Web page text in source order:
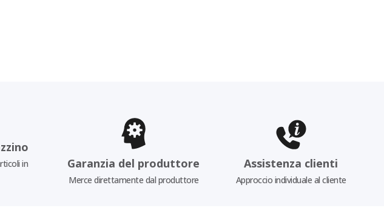
in
Garanzia del produttore
Merce direttamente dal produttore
Assistenza clienti
Approccio individuale al cliente